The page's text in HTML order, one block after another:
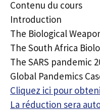
Contenu du cours
Introduction
The Biological
The South Africa
The SARS pandemic
Global Pandemics
Cliquez ici pour
La réduction sera